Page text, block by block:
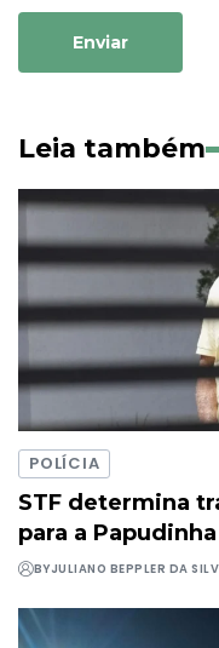
Enviar
Leia também
POLÍCIA
STF determina
para a Papudinha
BYJULIANO BEPPLER DA